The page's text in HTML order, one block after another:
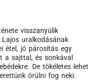
visszanyúlik
Lajos uralkodásának
étel, jó párosítás egy
a sajttal, és sonkával
De tökéletes lehet
örülni fog neki.